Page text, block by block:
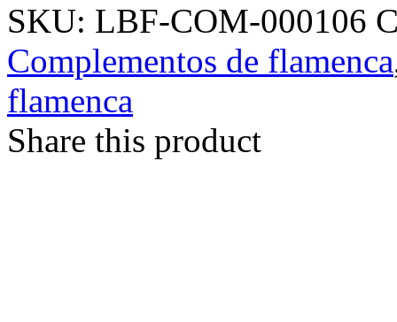
SKU: LBF-COM-000106
Complementos de flamenca
flamenca
Share this product